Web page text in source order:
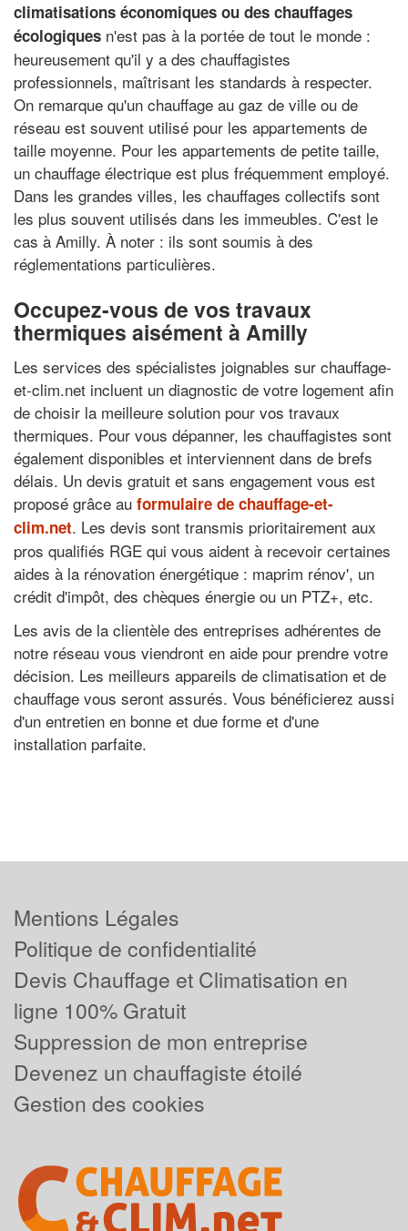
climatisations économiques ou des chauffages
écologiques n'est pas à la portée de tout le monde :
heureusement qu'il y a des chauffagistes
professionnels, maîtrisant les standards à respecter.
On remarque qu'un chauffage au gaz de ville ou de
réseau est souvent utilisé pour les appartements de
taille moyenne. Pour les appartements de petite taille,
un chauffage électrique est plus fréquemment employé.
Dans les grandes villes, les chauffages collectifs sont
les plus souvent utilisés dans les immeubles. C'est le
cas à Amilly. À noter : ils sont soumis à des
réglementations particulières.
Occupez-vous de vos travaux
thermiques aisément à Amilly
Les services des spécialistes joignables sur chauffage-
et-clim.net incluent un diagnostic de votre logement afin
de choisir la meilleure solution pour vos travaux
thermiques. Pour vous dépanner, les chauffagistes sont
également disponibles et interviennent dans de brefs
délais. Un devis gratuit et sans engagement vous est
proposé grâce au formulaire de chauffage-et-
clim.net. Les devis sont transmis prioritairement aux
pros qualifiés RGE qui vous aident à recevoir certaines
aides à la rénovation énergétique : maprim rénov', un
crédit d'impôt, des chèques énergie ou un PTZ+, etc.
Les avis de la clientèle des entreprises adhérentes de
notre réseau vous viendront en aide pour prendre votre
décision. Les meilleurs appareils de climatisation et de
chauffage vous seront assurés. Vous bénéficierez aussi
d'un entretien en bonne et due forme et d'une
installation parfaite.
Mentions Légales
Politique de confidentialité
Devis Chauffage et Climatisation en
ligne 100% Gratuit
Suppression de mon entreprise
Devenez un chauffagiste étoilé
Gestion des cookies